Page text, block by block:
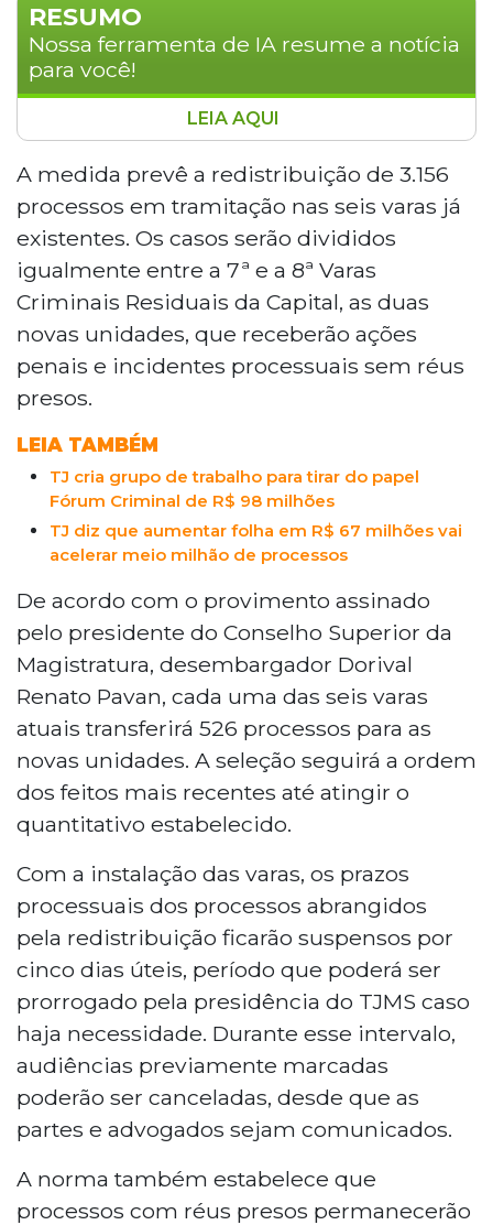
RESUMO
Nossa ferramenta de IA resume a notícia
para você!
O TJMS instalará duas novas varas criminais em
Campo Grande no dia 25 de junho,
provocando a redistribuição de 3.156 processos
das seis varas já existentes. As novas 7ª e 8ª
Varas Criminais Residuais receberão ações
penais sem réus presos, com cada vara atual
transferindo 526 processos. Os prazos
processuais ficarão suspensos por cinco dias
úteis durante a transição. A criação foi
autorizada pela Resolução nº 392, de março
deste ano.
LEIA AQUI
A medida prevê a redistribuição de 3.156
processos em tramitação nas seis varas já
existentes. Os casos serão divididos
igualmente entre a 7ª e a 8ª Varas
Criminais Residuais da Capital, as duas
novas unidades, que receberão ações
penais e incidentes processuais sem réus
presos.
LEIA TAMBÉM
TJ cria grupo de trabalho para tirar do papel
Fórum Criminal de R$ 98 milhões
TJ diz que aumentar folha em R$ 67 milhões vai
acelerar meio milhão de processos
De acordo com o provimento assinado
pelo presidente do Conselho Superior da
Magistratura, desembargador Dorival
Renato Pavan, cada uma das seis varas
atuais transferirá 526 processos para as
novas unidades. A seleção seguirá a ordem
dos feitos mais recentes até atingir o
quantitativo estabelecido.
Com a instalação das varas, os prazos
processuais dos processos abrangidos
pela redistribuição ficarão suspensos por
cinco dias úteis, período que poderá ser
prorrogado pela presidência do TJMS caso
haja necessidade. Durante esse intervalo,
audiências previamente marcadas
poderão ser canceladas, desde que as
partes e advogados sejam comunicados.
A norma também estabelece que
processos com réus presos permanecerão